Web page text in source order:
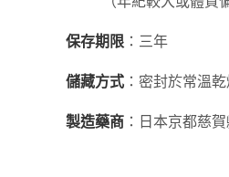
保存期限 ：三年
儲藏方式 ：密封於常溫
製造藥商 ：日本京都慈